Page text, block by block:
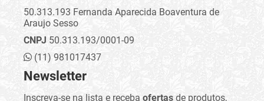
50.313.193 Fernanda Aparecida Boaventura de
Araujo Sesso
CNPJ 50.313.193/0001-09
(11) 981017437
Newsletter
Inscreva-se na lista e receba ofertas de produtos,